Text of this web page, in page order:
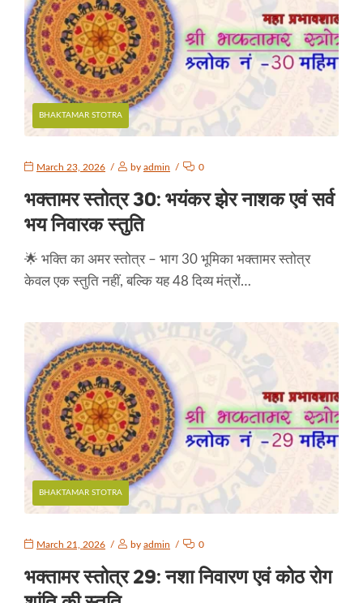
BHAKTAMAR STOTRA
March 23, 2026 by admin 0
भक्तामर स्तोत्र 30: भयंकर झेर नाशक एवं सर्व
भय निवारक स्तुति
🌟 भक्ति का अमर स्तोत्र – भाग 30 भूमिका भक्तामर स्तोत्र
केवल एक स्तुति नहीं, बल्कि यह 48 दिव्य मंत्रों…
BHAKTAMAR STOTRA
March 21, 2026 by admin 0
भक्तामर स्तोत्र 29: नशा निवारण एवं कोठ रोग